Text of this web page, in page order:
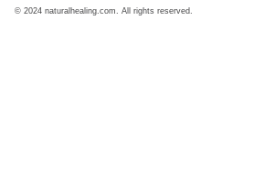
© 2024 naturalhealing.com. All rights reserved.